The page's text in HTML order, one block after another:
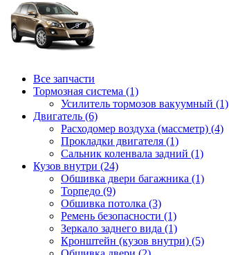
Все запчасти
Тормозная система (1)
Усилитель тормозов вакуумный (1)
Двигатель (6)
Расходомер воздуха (массметр) (4)
Прокладки двигателя (1)
Сальник коленвала задний (1)
Кузов внутри (24)
Обшивка двери багажника (1)
Торпедо (9)
Обшивка потолка (3)
Ремень безопасности (1)
Зеркало заднего вида (1)
Кронштейн (кузов внутри) (5)